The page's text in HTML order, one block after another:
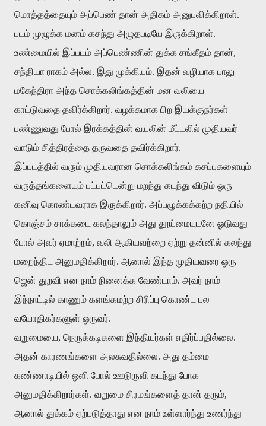
மொத்தத்தையும் அப்பெண் தான் அதிகம் அனுபவிக்கிறாள்.
படம் முழுக்க மனம் கசந்து அழுதபடியே இருக்கிறாள்.
உண்மையில் இப்படம் அப்பெண்ணின் துக்க சங்கீதம் தான்,
சந்தியா ராகம் அல்ல. இது முக்கியம். இதன் வழியாக பாலு
மகேந்திரா அந்த சொக்கலிங்கத்தின் மன வலியை
காட்டுவதை தவிர்க்கிறார். வழக்கமாக பிற இயக்குநர்கள்
பண்ணுவது போல் இரக்கத்தின் வயலின் மீட்டலில் முதியவர்
வாடும் சித்திரத்தை தருவதை தவிர்க்கிறார்.
இப்படத்தில் வரும் முதியவரான சொக்கலிங்கம் கசப்புகளையும்
வருத்தங்களையும் பட்பட்டென்று மறந்து கடந்து விடும் ஒரு
கனிவு கொண்டவராக இருக்கிறார். அப்பழுக்கக்கற்ற நதியில்
கொஞ்சம் சாக்கடை கலந்தாலும் அது தூய்மையுடனே ஓடுவது
போல் அவர் ஏமாற்றம், வலி ஆகியவற்றை ஏற்று தன்னில் கலந்து
மறைந்திட
அனுமதிக்கிறார். ஆனால் இந்த முதியவரை ஒரு
ஜென் துறவி என நாம் நினைக்க வேண்டாம். அவர் நாம்
இந்நாட்டில் காணும் களங்கமற்ற சிரிப்பு கொண்ட
பல
வயோதிகர்களுள் ஒருவர்.
வறுமையை, நெருக்கடிகளை இந்தியர்கள் எதிர்ப்பதில்லை.
அதன் காரணங்களை அலசுவதில்லை. அது தம்மை
கண்ணாடியில் ஒளி போல் ஊடுருவி கடந்து போக
அனுமதிக்கிறார்கள். வறுமை சிரமங்களைத் தான் தரும்,
ஆனால் துக்கம் ஏற்படுத்தாது என நாம் உள்ளார்ந்து உணர்ந்து